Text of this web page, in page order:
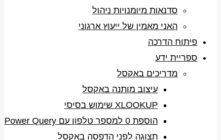
סדנאות מיומנויות ניהול
האני מאמין של ייעוץ ארגוני
פיתוח הדרכה
ספריית ידע
מדריכים באקסל
עיצוב מותנה באקסל
XLOOKUP שימוש בסיסי
הוספת 0 למספר טלפון עם Power Query
תצוגה לפני הדפסה באקסל